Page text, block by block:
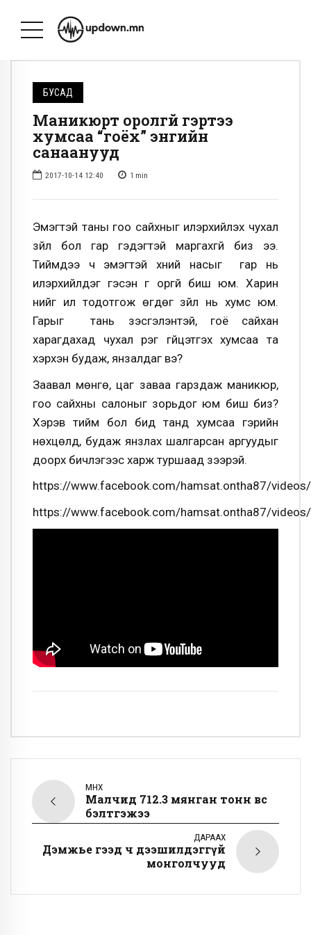
БУСАД
Маникюрт оролгүй гэртээ
хумсаа “гоёх” энгийн
санаанууд
2017-10-14 12:40 1 min
Эмэгтэй таны гоо сайхныг илэрхийлэх чухал
зүйл бол гар гэдэгтэй маргахгүй биз ээ.
Тиймдээ ч эмэгтэй хүний насыг гар нь
илэрхийлдэг гэсэн үг оргүй биш юм. Харин
үүнийг илүү тодотгож өгдөг зүйл нь хумс юм.
Гарыг тань үзэсгэлэнтэй, гоё сайхан
харагдахад чухал үүрэг гүйцэтгэх хумсаа та
хэрхэн будаж, янзалдаг вэ?
Заавал мөнгө, цаг заваа гарздаж маникюр,
гоо сайхны салоныг зорьдог юм биш биз?
Хэрэв тийм бол бид танд хумсаа гэрийн
нөхцөлд, будаж янзлах шалгарсан аргуудыг
доорх бичлэгээс харж туршаад үзээрэй.
https://www.facebook.com/hamsat.ontha87/
https://www.facebook.com/hamsat.ontha87/
ӨМНӨХ
Малчид 712.3 мянган тонн өвс
бэлтгэжээ
ДАРААХ
Дэмжье гээд ч дээшилдэггүй
монголчууд